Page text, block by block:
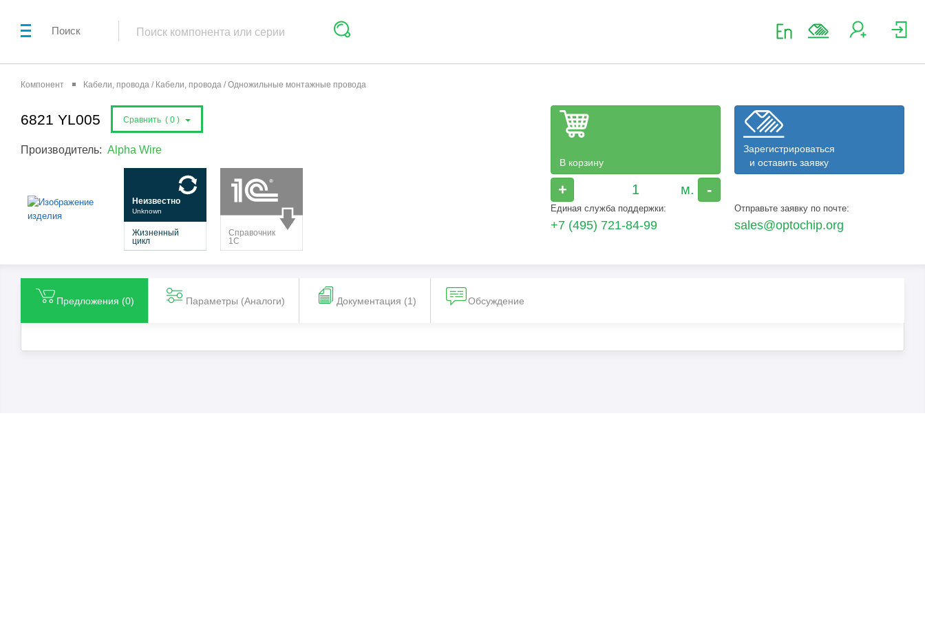
Поиск
Компонент Кабели, провода / Кабели, провода / Одножильные монтажные провода
6821 YL005 Сравнить ( 0 )
Производитель: Alpha Wire
В корзину
+ -
Зарегистрироваться
и оставить заявку
Единая служба поддержки:
+7 (495) 721-84-99
Отправьте заявку по почте:
sales@optochip.org
Предложения (0) Параметры (Aналоги) Документация (1) Обсуждение